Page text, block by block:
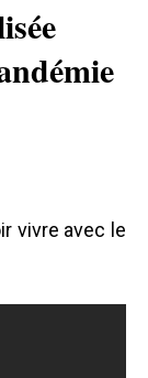
vivre avec le